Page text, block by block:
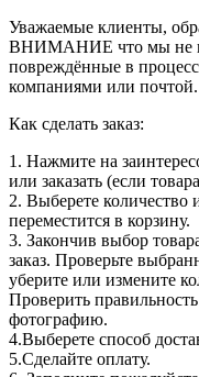
Уважаемые клиенты,
ВНИМАНИЕ что мы не
повреждённые в
компаниями или почтой.
Как сделать заказ:
1. Нажмите на
или заказать (если
2. Выберете количество
переместится в корзину.
3. Закончив выбор
заказ. Проверьте
уберите или измените
Проверить
фотографию.
4.Выберете способ
5.Сделайте оплату.